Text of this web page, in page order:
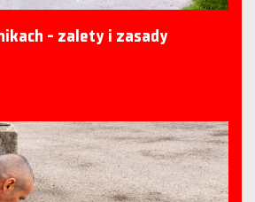
- zalety i zasady